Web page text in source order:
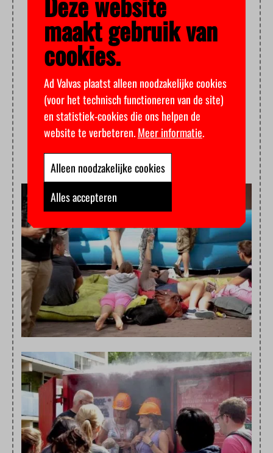
maakt gebruik van
cookies.
Ad Valvas plaatst alleen noodzakelijke cookies
(voor het technisch functioneren van de site)
en statistiek-cookies die ons helpen de
website te verbeteren.Meer informatie.
Alleen noodzakelijke cookies
Alles accepteren